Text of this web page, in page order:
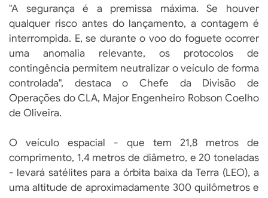
"A segurança é a premissa máxima. Se houver
qualquer risco antes do lançamento, a contagem é
interrompida. E, se durante o voo do foguete ocorrer
uma anomalia relevante, os protocolos de
contingência permitem neutralizar o veículo de forma
controlada", destaca o Chefe da Divisão de
Operações do CLA, Major Engenheiro Robson Coelho
de Oliveira.
O veículo espacial - que tem 21,8 metros de
comprimento, 1,4 metros de diâmetro, e 20 toneladas
- levará satélites para a órbita baixa da Terra (LEO), a
uma altitude de aproximadamente 300 quilômetros e